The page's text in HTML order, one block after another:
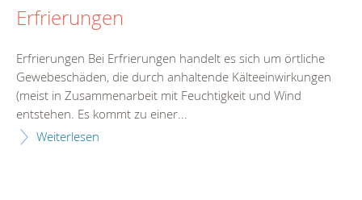
Erfrierungen
Erfrierungen Bei Erfrierungen handelt es sich um örtliche
Gewebeschäden, die durch anhaltende Kälteeinwirkungen
(meist in Zusammenarbeit mit Feuchtigkeit und Wind
entstehen. Es kommt zu einer...
Weiterlesen